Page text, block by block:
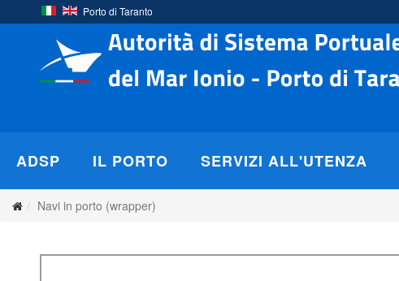
Porto di Taranto
ADSP IL PORTO SERVIZI ALL'UTENZA
Navi in porto (wrapper)